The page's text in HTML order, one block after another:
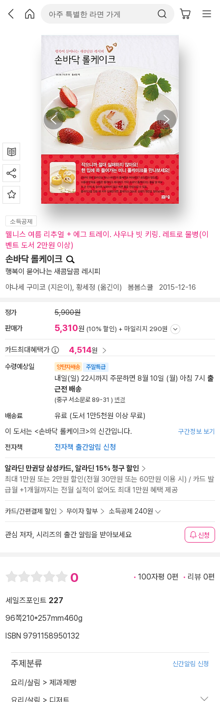
소득공제
웰니스 여름 리추얼 + 에그 트레이. 사우나 빗 키링. 레트로 물병(이
벤트 도서 2만원 이상)
손바닥 롤케이크
행복이 묻어나는 새콤달콤 레시피
야나세 구미코 (지은이), 황세정 (옮긴이) 봄봄스쿨 2015-12-16
정가 5,900원
판매가 5,310원 (10% 할인) + 마일리지 290원
카드최대혜택가 4,514원
수령예상일 양탄자배송 주말특급
내일(일) 22시까지 주문하면 8월 10일 (월) 아침 7시 출
근전 배송
(중구 서소문로 89-31 ) 변경
배송료
유료 (도서 1만5천원 이상 무료)
이 도서는 <손바닥 롤케이크>의 신간입니다. 구간정보 보기
전자책 전자책 출간알림 신청
알라딘 만권당 삼성카드, 알라딘 15% 청구 할인
최대 1만원 또는 2만원 할인(전월 30만원 또는 60만원 이용 시) / 카드 발
급월 +1개월까지는 전월 실적이 없어도 최대 1만원 혜택 제공
카드/간편결제 할인 무이자 할부 소득공제 240원
관심 저자, 시리즈의 출간 알림을 받아보세요 신청
0 100자평 0편 리뷰 0편
세일즈포인트 227
96쪽210*257mm460g
ISBN 9791158950132
주제분류 신간알림 신청
요리/살림 > 제과제빵